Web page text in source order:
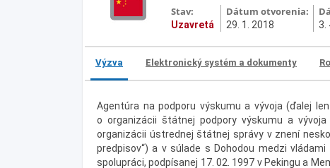
Stav:
Uzavretá
Dátum otvorenia:
29. 1. 2018 3.
Výzva Elektronický systém a dokumenty
Agentúra na podporu výskumu a vývoja (ďalej
o organizácii štátnej podpory výskumu a
organizácii ústrednej štátnej správy v znení
predpisov“) a v súlade s Dohodou medzi
spolupráci, podpísanej 17. 02. 1997 v Pekingu a